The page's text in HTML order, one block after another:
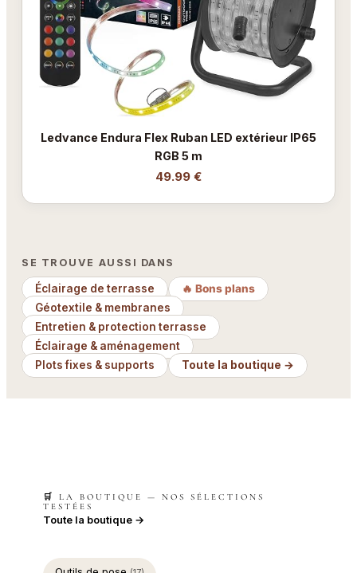
Ledvance Endura Flex Ruban LED extérieur IP65
RGB 5 m
49.99 €
SE TROUVE AUSSI DANS
Éclairage de terrasse
🔥 Bons plans
Géotextile & membranes
Entretien & protection terrasse
Éclairage & aménagement
Plots fixes & supports
Toute la boutique →
🛒 LA BOUTIQUE — NOS SÉLECTIONS
TESTÉES
Toute la boutique →